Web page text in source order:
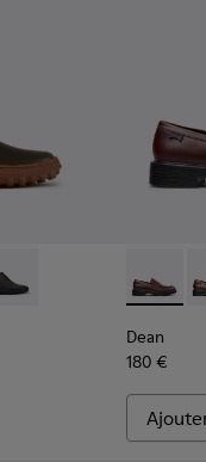
020 - Bottines en
K300330-019 -
- K300330-006
Dean -
Dean
180 €